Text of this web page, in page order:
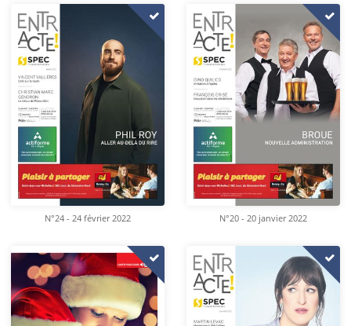
N°24 - 24 février 2022 N°20 - 20 janvier 2022